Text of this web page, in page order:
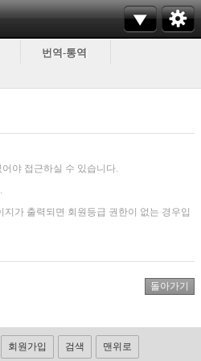
번역-통역
야 접근하실 수 있습니다.
지가 출력되면 회원등급 권한이 없는 경우입
회원가입 검색 맨위로